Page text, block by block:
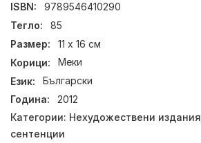
ISBN:
9789546410290
Тегло:
85
Размер:
11 х 16 см
Корици:
Меки
Език:
Български
Година:
2012
Категории: Нехудожествени издания
сентенции